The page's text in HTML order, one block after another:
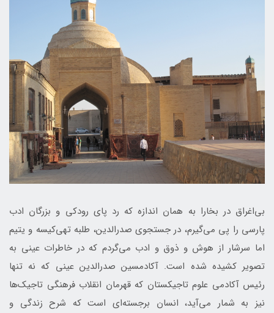
بی‌اغراق در بخارا به همان اندازه که رد پای رودکی و بزرگان ادب
پارسی را پی می‌گیرم، در جستجوی صدرالدین، طلبه تهی‌کیسه و یتیم
اما سرشار از هوش و ذوق و ادب می‌گردم که در خاطرات عینی به
تصویر کشیده شده است. آکادمسین صدرالدین عینی که نه تنها
رئیس آکادمی علوم تاجیکستان که قهرمان انقلاب فرهنگی تاجیک‌ها
نیز به شمار می‌آید، انسان برجسته‌ای است که شرح زندگی و